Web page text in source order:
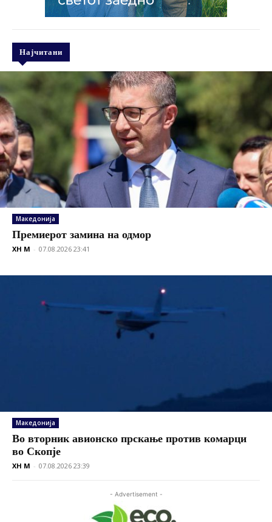
Најчитани
Македонија
Премиерот замина на одмор
XH M - 07.08.2026 23:41
Македонија
Во вторник авионско прскање против комарци
во Скопје
XH M - 07.08.2026 23:39
- Advertisement -